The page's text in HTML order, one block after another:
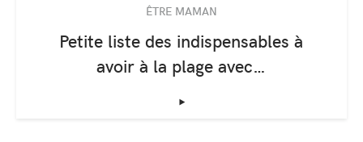
ÊTRE MAMAN
Petite liste des indispensables à
avoir à la plage avec…
‣